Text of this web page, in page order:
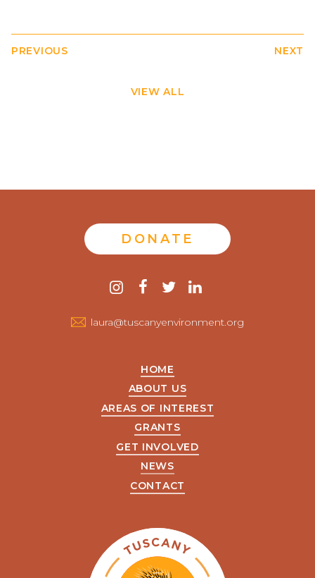
PREVIOUS
VIEW ALL
NEXT
DONATE
instagram
facebook
twitter
laura@tuscanyenvironment.org
HOME
ABOUT US
AREAS OF INTEREST
GRANTS
GET INVOLVED
NEWS
CONTACT